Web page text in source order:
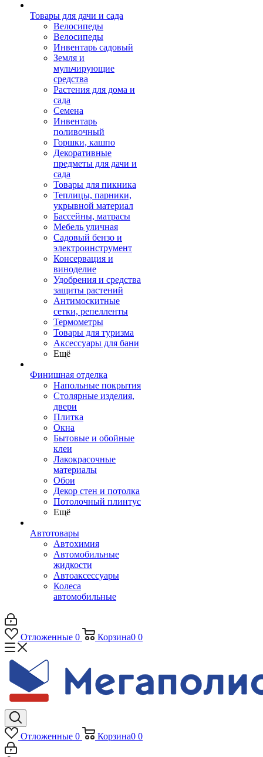
Товары для дачи и сада
Велосипеды
Велосипеды
Инвентарь садовый
Земля и
мульчирующие
средства
Растения для дома и
сада
Семена
Инвентарь
поливочный
Горшки, кашпо
Декоративные
предметы для дачи и
сада
Товары для пикника
Теплицы, парники,
укрывной материал
Бассейны, матрасы
Мебель уличная
Садовый бензо и
электроинструмент
Консервация и
виноделие
Удобрения и средства
защиты растений
Антимоскитные
сетки, репелленты
Термометры
Товары для туризма
Аксессуары для бани
Ещё
Финишная отделка
Напольные покрытия
Столярные изделия,
двери
Плитка
Окна
Бытовые и обойные
клеи
Лакокрасочные
материалы
Обои
Декор стен и потолка
Потолочный плинтус
Ещё
Автотовары
Автохимия
Автомобильные
жидкости
Автоаксессуары
Колеса
автомобильные
Отложенные 0 Корзина0 0
Отложенные 0 Корзина0 0